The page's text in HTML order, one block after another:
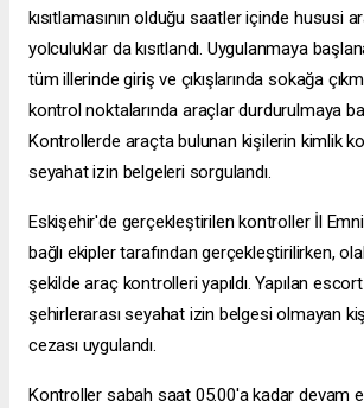
kısıtlamasının olduğu saatler içinde hususi
yolculuklar da kısıtlandı. Uygulanmaya
tüm illerinde giriş ve çıkışlarında sokağa
kontrol noktalarında araçlar durdurulmaya
Kontrollerde araçta bulunan kişilerin kimlik
seyahat izin belgeleri sorgulandı.
Eskişehir'de gerçekleştirilen kontroller İl
bağlı ekipler tarafından gerçekleştirilirken,
şekilde araç kontrolleri yapıldı. Yapılan
şehirlerarası seyahat izin belgesi olmayan
cezası uygulandı.
Kontroller sabah saat 05.00'a kadar devam